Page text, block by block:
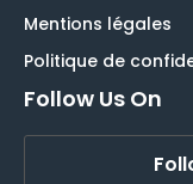
Mentions légales
Politique de
Follow Us On